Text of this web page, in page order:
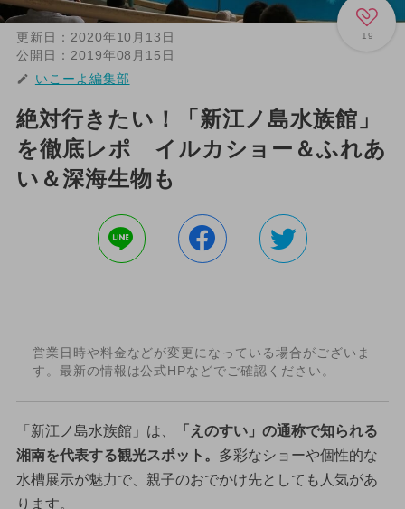
19
更新日： 2020年10月13日
公開日： 2019年08月15日
いこーよ編集部
絶対行きたい！「新江ノ島水族館」
を徹底レポ イルカショー＆ふれあ
い＆深海生物も
営業日時や料金などが変更になっている場合がございま
す。最新の情報は公式HPなどでご確認ください。
「新江ノ島水族館」は、
「えのすい」の通称で知られる
湘南を代表する観光スポット。 多彩なショーや個性的な
水槽展示が魅力で、親子のおでかけ先としても人気があ
ります。